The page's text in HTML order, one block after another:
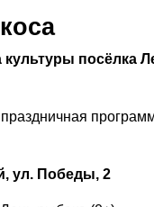
посёлка
ул. Победы, 2